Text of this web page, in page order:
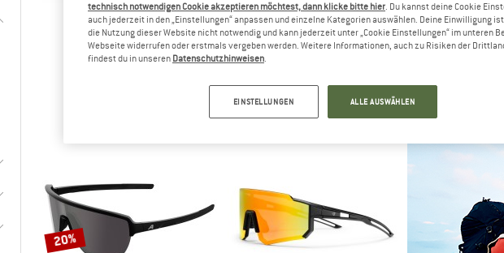
ALPINA
Kosmic Ceramic Mirror S3
ALPINA
29,95 € 23,96 €
5,0(6)
20%
technisch notwendigen Cookie akzeptieren möchtest, dann klicke bitte hier. Du kannst deine Cookie
auch jederzeit in den „Einstellungen“ anpassen und einzelne Kategorien auswählen. Deine Einwilligung
die Nutzung dieser Website nicht notwendig und kann jederzeit unter „Cookie Einstellungen“ im unteren
Webseite widerrufen oder erstmals vergeben werden. Weitere Informationen, auch zu Risiken der
findest du in unseren Datenschutzhinweisen.
EINSTELLUNGEN ALLE AUSWÄHLEN